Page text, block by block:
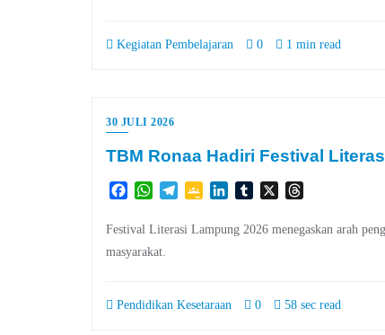
Kegiatan Pembelajaran 0 1 min read
30 JULI 2026
TBM Ronaa Hadiri Festival
FacebookWhatsApp
TelegramGoogleLinkedInTumblr
X
Festival Literasi Lampung 2026 menegaskan arah
masyarakat.
Pendidikan Kesetaraan 0 58 sec read